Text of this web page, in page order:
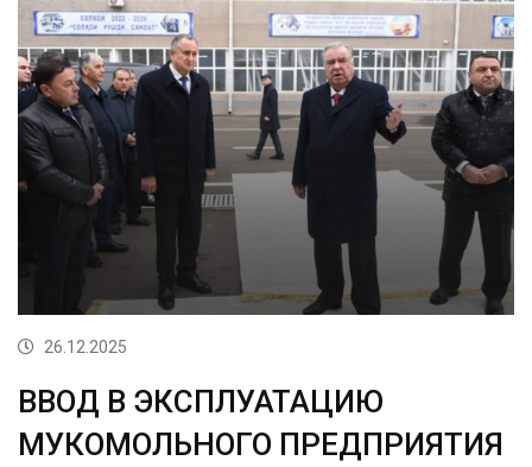
26.12.2025
ВВОД В ЭКСПЛУАТАЦИЮ
МУКОМОЛЬНОГО ПРЕДПРИЯТИЯ